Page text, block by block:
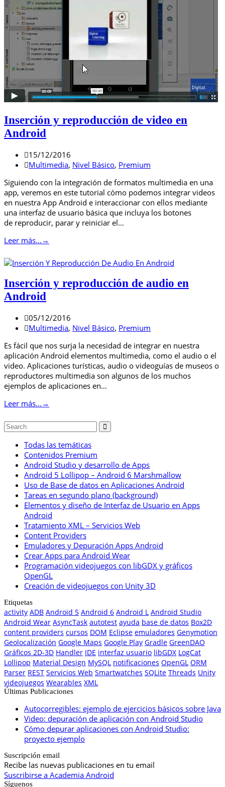
Inserción y reproducción de video en
Android
15/12/2016
Multimedia, Nivel Básico, Premium
Siguiendo con la integración de formatos multimedia en una
app, veremos en este tutorial cómo podemos integrar videos
en nuestra App Android e interaccionar con ellos mediante
una interfaz de usuario básica que incluya los botones
de reproducir, parar y reiniciar el…
Leer más... →
Inserción y reproducción de audio en
Android
05/12/2016
Multimedia, Nivel Básico, Premium
Es fácil que nos surja la necesidad de integrar en nuestra
aplicación Android elementos multimedia, como el audio o el
video. Aplicaciones turísticas, audio o videoguías de museos o
reproductores multimedia son algunos de los muchos
ejemplos de aplicaciones en…
Leer más... →
Todas las temáticas
Contenidos Premium
Android Studio y desarrollo de Apps
Android 5 Lollipop – Android 6 Marshmallow
Uso de Base de datos en Aplicaciones Android
Tareas en segundo plano (background)
Elementos y diseño de Interfaz de Usuario en Apps
Android
Tratamiento XML – Servicios Web
Content Providers
Emuladores y Depuración Apps Android
Crear Apps para Android Wear
Programación videojuegos con libGDX y gráficos
OpenGL
Creación de videojuegos con Unity 3D
Etiquetas
activity ADB Android 5 Android 6 Android L Android Studio
Android Wear AsyncTask autotest ayuda base de datos Box2D
content providers cursos DOM Eclipse emuladores Genymotion
Geolocalización Google Maps Google Play Gradle GreenDAO
Gráficos 2D-3D Handler IDE interfaz usuario libGDX LogCat
Lollipop Material Design MySQL notificaciones OpenGL ORM
Parser REST Servicios Web Smartwatches SQLite Threads Unity
videojuegos Wearables XML
Últimas Publicaciones
Autocorregibles: ejemplo de ejercicios básicos sobre Java
Video: depuración de aplicación con Android Studio
Cómo depurar aplicaciones con Android Studio:
proyecto ejemplo
Suscripción email
Recibe las nuevas publicaciones en tu email
Suscribirse a Academia Android
Síguenos